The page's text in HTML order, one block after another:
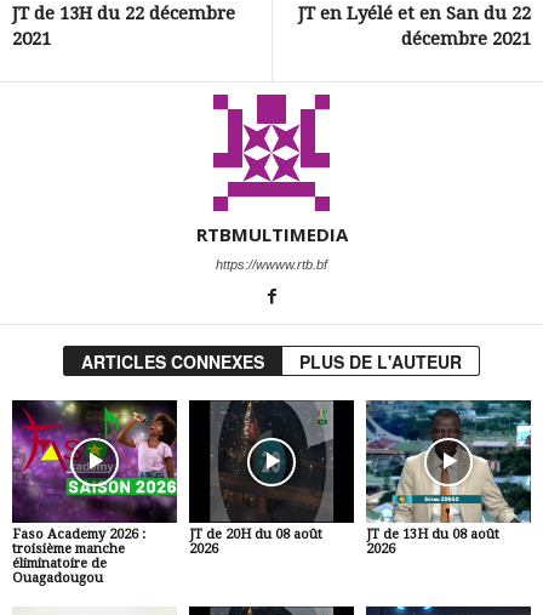
JT de 13H du 22 décembre
2021
JT en Lyélé et en San du 22
décembre 2021
RTBMULTIMEDIA
https://wwww.rtb.bf
ARTICLES CONNEXES PLUS DE L'AUTEUR
Faso Academy 2026 :
troisième manche
éliminatoire de
Ouagadougou
JT de 20H du 08 août
2026
JT de 13H du 08 août
2026